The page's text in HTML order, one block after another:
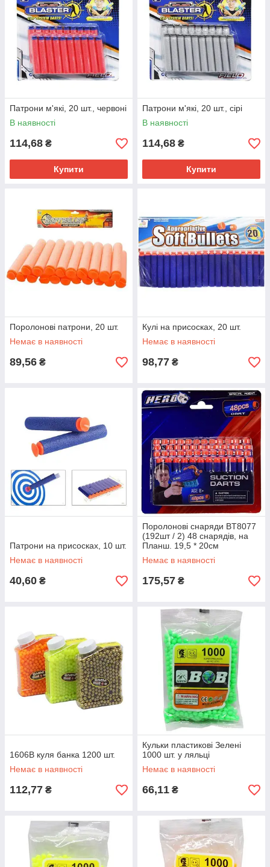
Патрони м'які, 20 шт., червоні
В наявності
114,68 ₴
Купити
Патрони м'які, 20 шт., сірі
В наявності
114,68 ₴
Купити
Поролонові патрони, 20 шт.
Немає в наявності
89,56 ₴
Кулі на присосках, 20 шт.
Немає в наявності
98,77 ₴
Патрони на присосках, 10 шт.
Немає в наявності
40,60 ₴
Поролонові снаряди BT8077
(192шт / 2) 48 снарядів, на
Планш. 19,5 * 20см
Немає в наявності
175,57 ₴
1606B куля банка 1200 шт.
Немає в наявності
112,77 ₴
Кульки пластикові Зелені
1000 шт. у ляльці
Немає в наявності
66,11 ₴